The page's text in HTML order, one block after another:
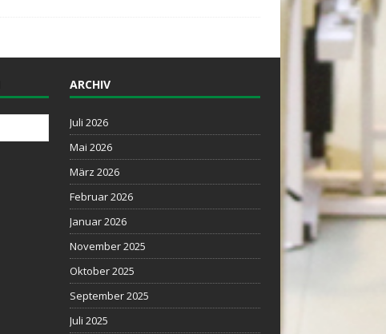
ARCHIV
Juli 2026
Mai 2026
März 2026
Februar 2026
Januar 2026
November 2025
Oktober 2025
September 2025
Juli 2025